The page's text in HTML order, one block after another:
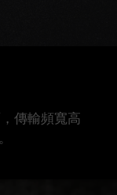
傳輸頻寬高